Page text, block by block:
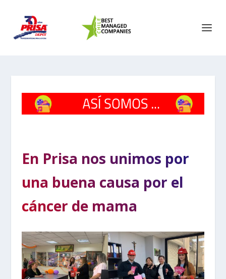
En Prisa nos unimos por
una buena causa por el
cáncer de mama